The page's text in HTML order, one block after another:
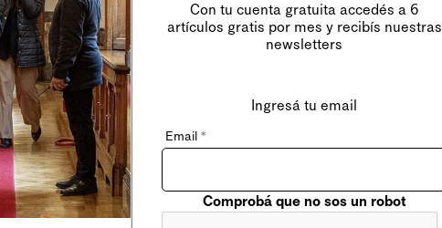
Con tu cuenta gratuita accedés a 6
artículos gratis por mes y recibís nuestras
newsletters
Ingresá tu email
Email *
Comprobá que no sos un robot